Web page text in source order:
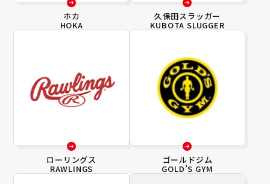
ホカ
HOKA
久保田スラッガー
KUBOTA SLUGGER
ローリングス
RAWLINGS
ゴールドジム
GOLD’S GYM